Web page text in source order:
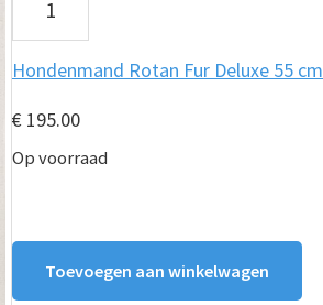
o
n
d
e
m
Hondenmand Rotan Fur Deluxe 55 cm
€ 195.00
Op voorraad
Toevoegen aan winkelwagen